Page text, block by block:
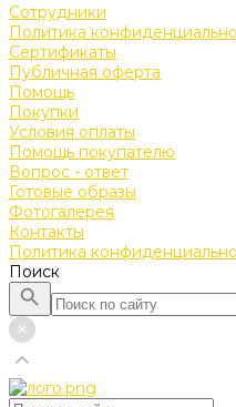
Сотрудники
Политика
Сертификаты
Публичная оферта
Помощь
Покупки
Условия оплаты
Помощь покупателю
Вопрос - ответ
Готовые образы
Фотогалерея
Контакты
Политика
Поиск